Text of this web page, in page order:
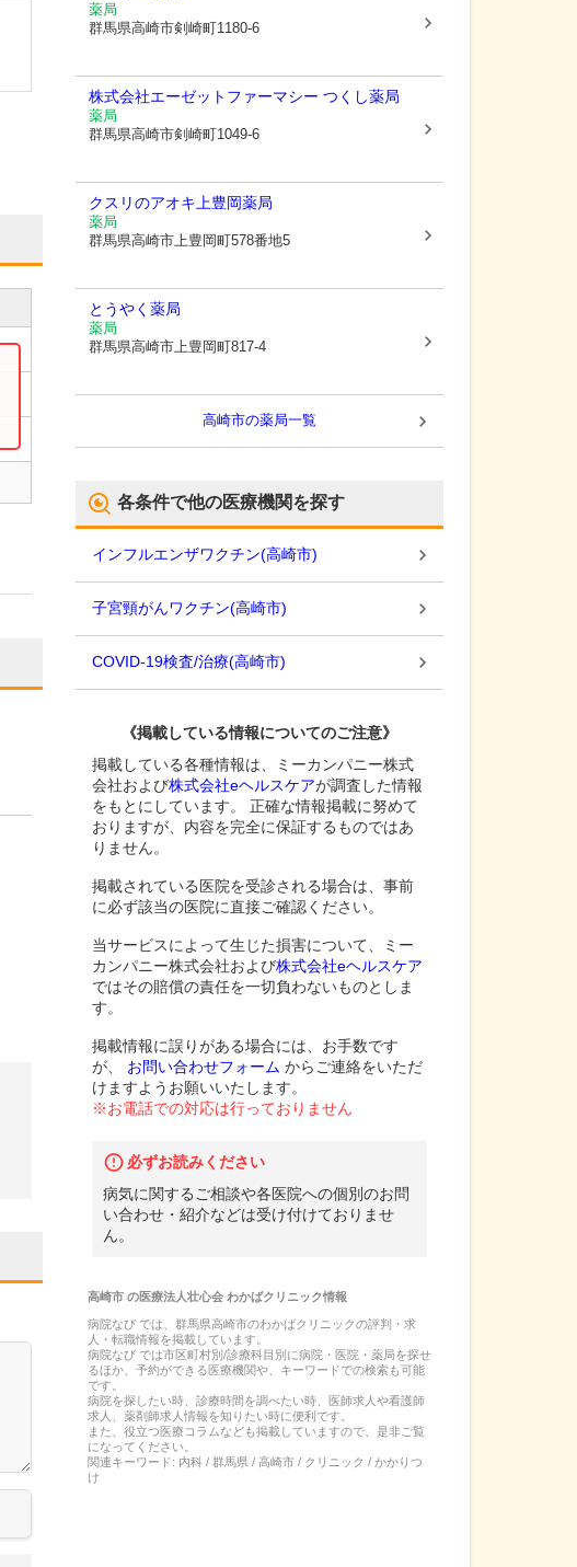
薬局
群馬県高崎市剣崎町1180-6
株式会社エーゼットファーマシー つくし薬局
薬局
群馬県高崎市剣崎町1049-6
クスリのアオキ上豊岡薬局
薬局
群馬県高崎市上豊岡町578番地5
とうやく薬局
薬局
群馬県高崎市上豊岡町817-4
高崎市の薬局一覧
各条件で他の医療機関を探す
インフルエンザワクチン(高崎市)
子宮頸がんワクチン(高崎市)
COVID-19検査/治療(高崎市)
《掲載している情報についてのご注意》
掲載している各種情報は、ミーカンパニー株式
会社および株式会社eヘルスケアが調査した情報
をもとにしています。 正確な情報掲載に努めて
おりますが、内容を完全に保証するものではあ
りません。
掲載されている医院を受診される場合は、事前
に必ず該当の医院に直接ご確認ください。
当サービスによって生じた損害について、ミー
カンパニー株式会社および株式会社eヘルスケア
ではその賠償の責任を一切負わないものとしま
す。
掲載情報に誤りがある場合には、お手数です
が、
お問い合わせフォーム からご連絡をいただ
けますようお願いいたします。
※お電話での対応は行っておりません
必ずお読みください
病気に関するご相談や各医院への個別のお問
い合わせ・紹介などは受け付けておりませ
ん。
高崎市の医療法人壮心会 わかばクリニック情報
病院なび では、 群馬県高崎市のわかばクリニックの評判・求
人・転職情報を掲載しています。
病院なび では市区町村別/診療科目別に病院・医院・薬局を探せ
るほか、予約ができる医療機関や、キーワードでの検索も可能
です。
病院を探したい時、診療時間を調べたい時、医師求人や看護師
求人、薬剤師求人情報を知りたい時に便利です。
また、役立つ医療コラムなども掲載していますので、是非ご覧
になってください。
関連キーワード: 内科 / 群馬県 / 高崎市 / クリニック / かかりつ
け